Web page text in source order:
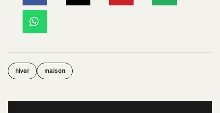
hiver maison